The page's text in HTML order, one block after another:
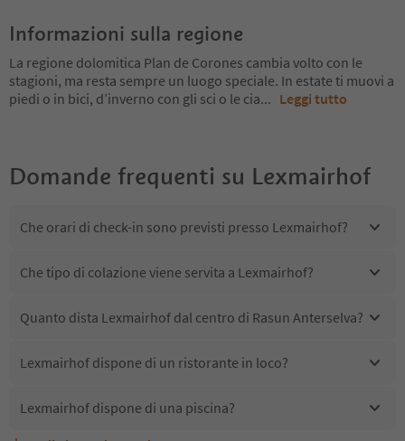
Informazioni sulla regione
La regione dolomitica Plan de Corones cambia volto con le
stagioni, ma resta sempre un luogo speciale. In estate ti muovi a
piedi o in bici, d’inverno con gli sci o le cia... Leggi tutto
Domande frequenti su Lexmairhof
Che orari di check-in sono previsti presso Lexmairhof?
Che tipo di colazione viene servita a Lexmairhof?
Quanto dista Lexmairhof dal centro di Rasun Anterselva?
Lexmairhof dispone di un ristorante in loco?
Lexmairhof dispone di una piscina?